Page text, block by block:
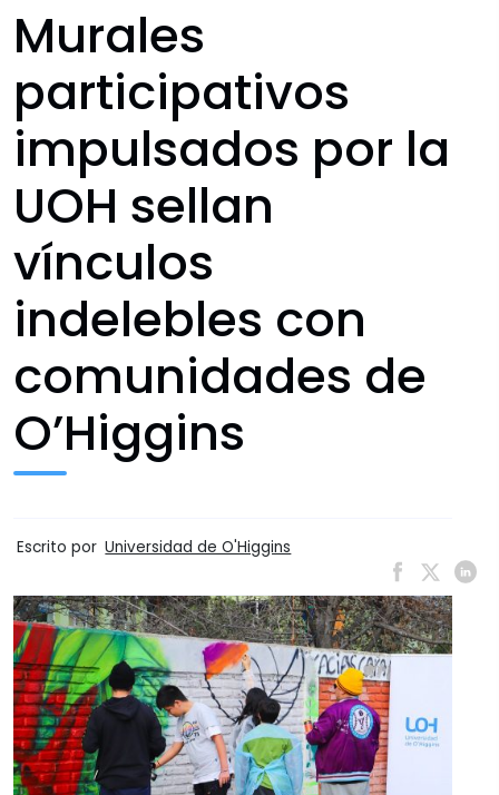
Murales
participativos
impulsados por la
UOH sellan
vínculos
indelebles con
comunidades de
O’Higgins
Escrito por Universidad de O'Higgins